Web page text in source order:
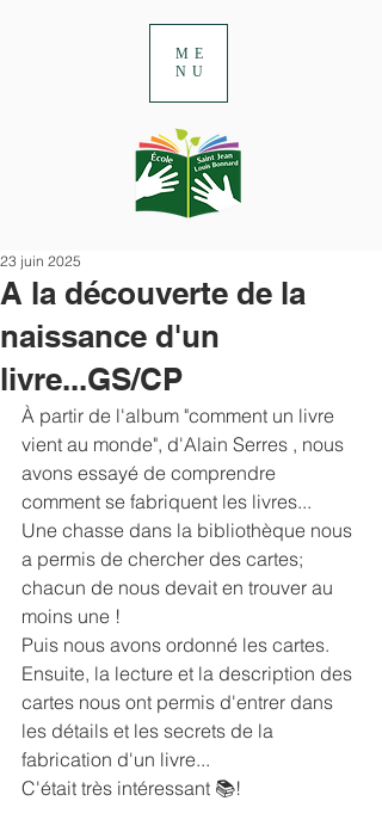
ME
NU
A la découverte de la
naissance d'un
livre...GS/CP
23 juin 2025
À partir de l'album "comment un livre
vient au monde", d'Alain Serres , nous
avons essayé de comprendre
comment se fabriquent les livres...
Une chasse dans la bibliothèque nous
a permis de chercher des cartes;
chacun de nous devait en trouver au
moins une !
Puis nous avons ordonné les cartes.
Ensuite, la lecture et la description des
cartes nous ont permis d'entrer dans
les détails et les secrets de la
fabrication d'un livre...
C'était très intéressant 📚!